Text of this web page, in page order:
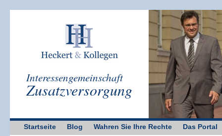
Interessengemeinschaft
Zusatzversorgung
Startseite Blog Wahren Sie Ihre Rechte Das Portal